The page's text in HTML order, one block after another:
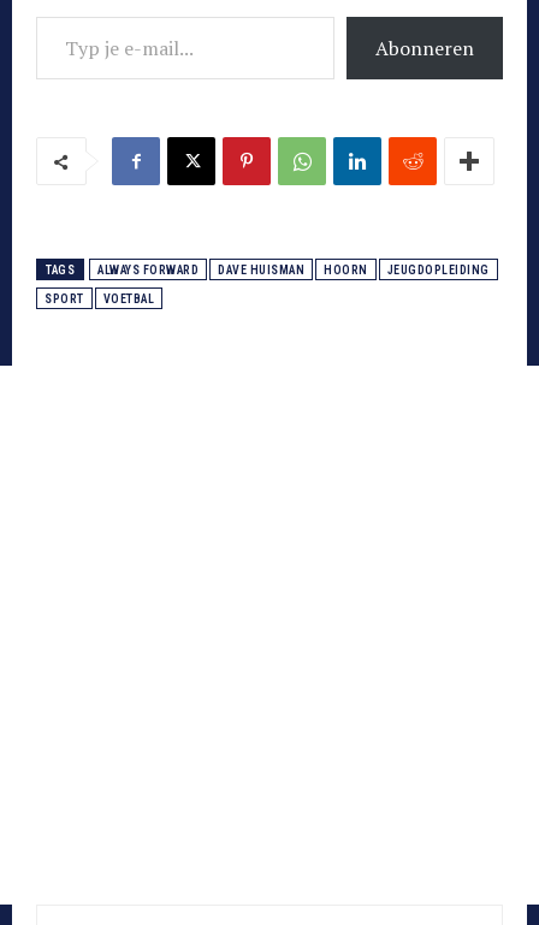
Typ je e-mail...
Abonneren
TAGS ALWAYS FORWARD DAVE HUISMAN HOORN JEUGDOPLEIDING
SPORT VOETBAL